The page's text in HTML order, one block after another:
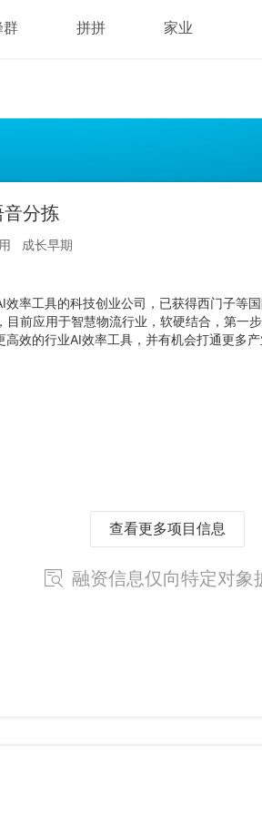
群 拼拼 家业
音分拣
成长早期
效率工具的科技创业公司，已获得西门子等
目前应用于智慧物流行业，软硬结合，第一
高效的行业AI效率工具，并有机会打通更多
查看更多项目信息
融资信息仅向特定对象